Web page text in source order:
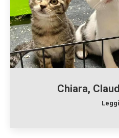
Chiara,
Leggi